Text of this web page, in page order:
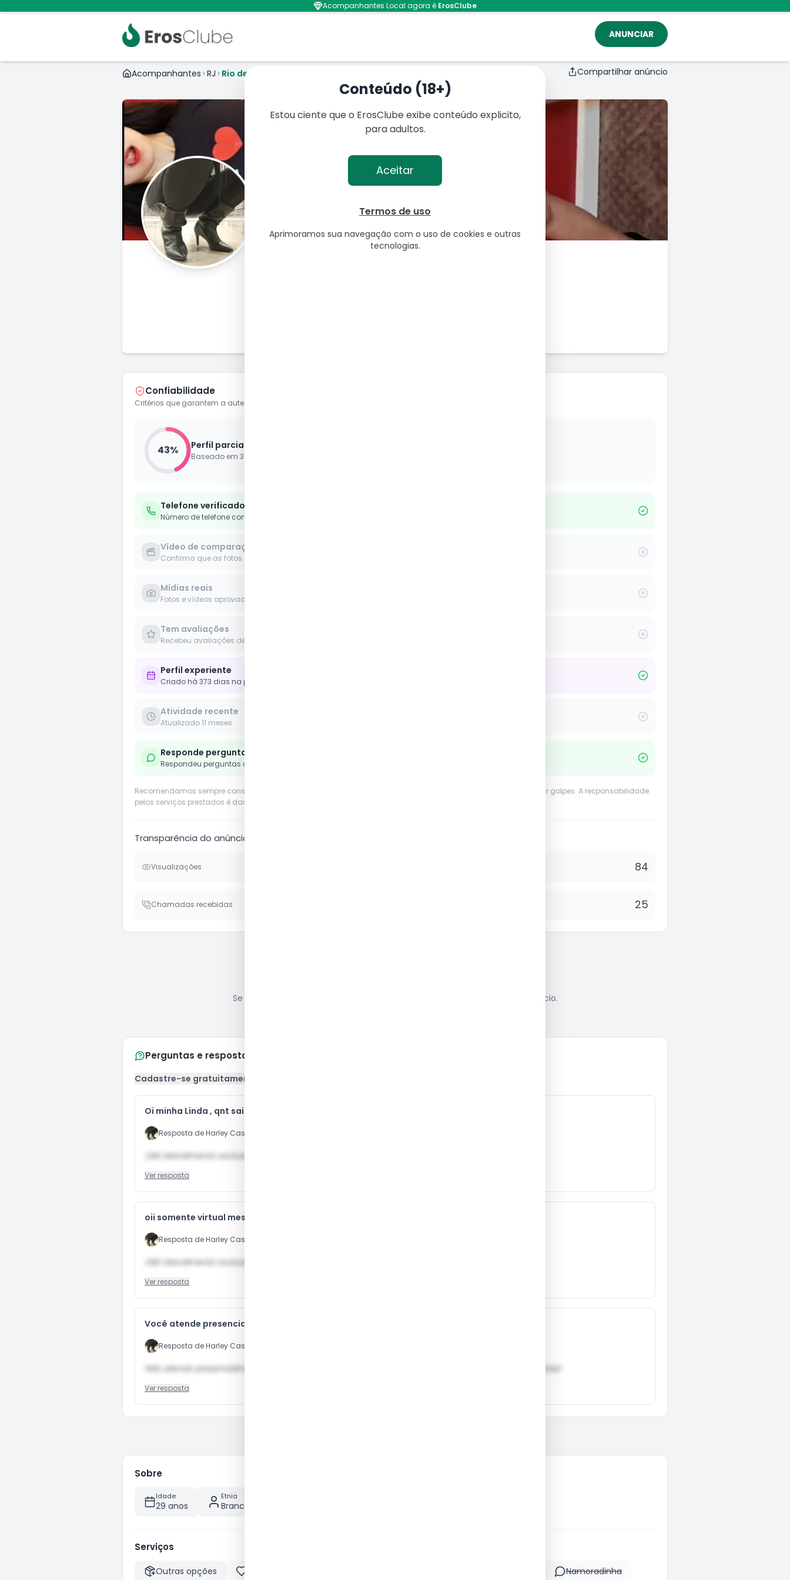
Conteúdo (18+)
Estou ciente que o ErosClube exibe conteúdo explicito,
para adultos.
Aceitar
Termos de uso
Aprimoramos sua navegação com o uso de cookies e outras
tecnologias.
ANUNCIAR
Acompanhantes Local agora é ErosClube
Acompanhantes RJ Rio de Janeiro Compartilhar anúncio
Confiabilidade
Critérios que garantem a autenticidade deste perfil
43% Perfil parcialmente verificado
Baseado em 3
Telefone verificado
Número de telefone confirmado pela plataforma
Vídeo de comparação
Confirma que as fotos e vídeos são reais
Mídias reais
Fotos e vídeos aprovados pela moderação
Tem avaliações
Recebeu avaliações de clientes
Perfil experiente
Criado há 373 dias na plataforma
Atividade recente
Atualizado 11 meses
Responde perguntas
Respondeu perguntas de usuários
Recomendamos sempre considerar o vídeo de verificação ao escolher. Evite depósitos antecipados para prevenir golpes. A responsabilidade
pelos serviços prestados é das próprias anunciantes.
Transparência do anúncio
Visualizações 84
Chamadas recebidas 25
Se você identificou conteúdo inadequado ou suspeito, denuncie este anúncio.
Perguntas e respostas
Cadastre-se gratuitamente
Oi minha Linda , qnt sai o PG fechado de 1 hora com Anal e sem limites de gozar?
Resposta deHarley Castellani
Olá! Atendimento exclusivamente virtual com foco em sessões fetichistas!
Ver resposta
oii somente virtual mesmo? gostei do estilo quero ver do que é capaz 😈🤟
Resposta deHarley Castellani
Olá! Atendimento exclusivamente virtual, com foco em sessões fetichistas!
Ver resposta
Você atende presencialmente?
Resposta deHarley Castellani
Não atendo presencialmente! Atendimentos exclusivamente virtuais com foco em sessões fetichistas!
Ver resposta
Sobre
Idade
29 anos
Etnia
Branca
Serviços
Outras opções Namoradinha